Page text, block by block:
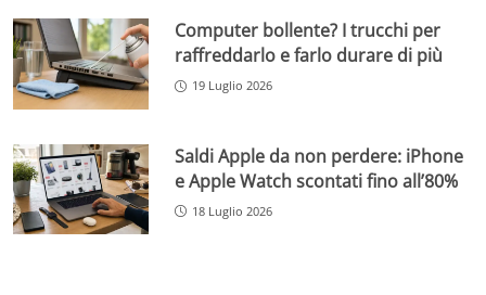
Computer bollente? I trucchi per
raffreddarlo e farlo durare di più
19 Luglio 2026
Saldi Apple da non perdere: iPhone
e Apple Watch scontati fino all’80%
18 Luglio 2026